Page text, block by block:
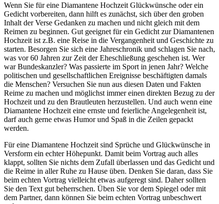
Wenn Sie für eine Diamantene Hochzeit Glückwünsche oder ein
Gedicht vorbereiten, dann hilft es zunächst, sich über den groben
Inhalt der Verse Gedanken zu machen und nicht gleich mit dem
Reimen zu beginnen. Gut geeignet für ein Gedicht zur Diamantenen
Hochzeit ist z.B. eine Reise in die Vergangenheit und Geschichte zu
starten. Besorgen Sie sich eine Jahreschronik und schlagen Sie nach,
was vor 60 Jahren zur Zeit der Eheschließung geschehen ist. Wer
war Bundeskanzler? Was passierte im Sport in jenen Jahr? Welche
politischen und gesellschaftlichen Ereignisse beschäftigten damals
die Menschen? Versuchen Sie nun aus diesen Daten und Fakten
Reime zu machen und möglichst immer einen direkten Bezug zu der
Hochzeit und zu den Brautleuten herzustellen. Und auch wenn eine
Diamantene Hochzeit eine ernste und feierliche Angelegenheit ist,
darf auch gerne etwas Humor und Spaß in die Zeilen gepackt
werden.
Für eine Diamantene Hochzeit sind Sprüche und Glückwünsche in
Versform ein echter Höhepunkt. Damit beim Vortrag auch alles
klappt, sollten Sie nichts dem Zufall überlassen und das Gedicht und
die Reime in aller Ruhe zu Hause üben. Denken Sie daran, dass Sie
beim echten Vortrag vielleicht etwas aufgeregt sind. Daher sollten
Sie den Text gut beherrschen. Üben Sie vor dem Spiegel oder mit
dem Partner, dann können Sie beim echten Vortrag unbeschwert